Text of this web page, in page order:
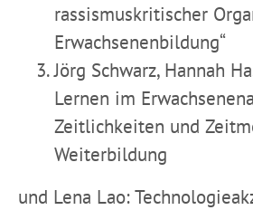
rassismuskritischer
Erwachsenenbildung“
Jörg Schwarz, Hannah
Lernen im
Zeitlichkeiten und
Weiterbildung
und Lena Lao: